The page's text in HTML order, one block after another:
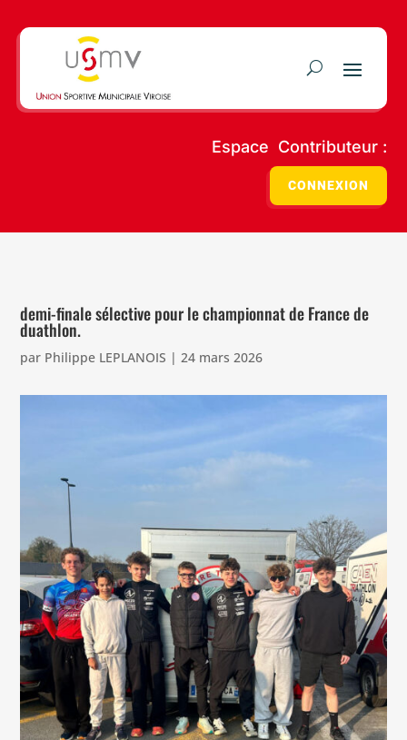
Espace Contributeur :
CONNEXION
demi-finale sélective pour le championnat de France de
duathlon.
par Philippe LEPLANOIS |24 mars 2026